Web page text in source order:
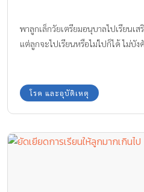
พาลูกเล็กวัยเตรียมอนุบาลไปเรียนเ
แต่ลูกจะไปเรียนหรือไม่ไปก็ได้ ไม่บัง
โรค และอุบัติเหตุ